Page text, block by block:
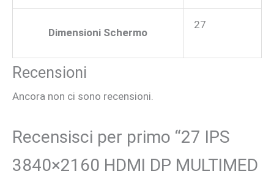
Dimensioni Schermo
27
Recensioni
Ancora non ci sono recensioni.
Recensisci per primo “27 IPS
3840×2160 HDMI DP MULTIMED